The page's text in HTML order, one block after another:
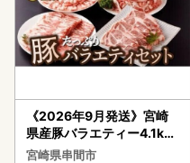
《2026年9月発送》宮崎
県産豚バラエティー4.1kg
セット_K033-057-2609
宮崎県串間市